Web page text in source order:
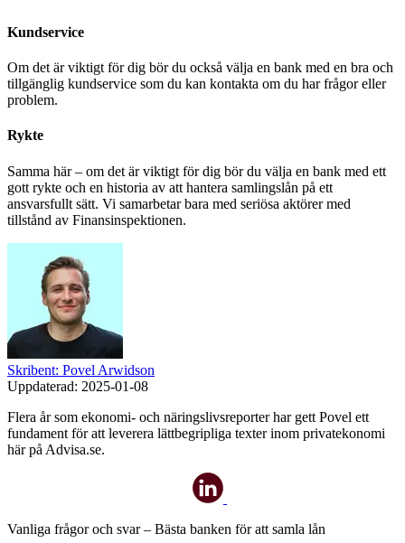
Kundservice
Om det är viktigt för dig bör du också välja en bank med en bra och
tillgänglig kundservice som du kan kontakta om du har frågor eller
problem.
Rykte
Samma här – om det är viktigt för dig bör du välja en bank med ett
gott rykte och en historia av att hantera samlingslån på ett
ansvarsfullt sätt. Vi samarbetar bara med seriösa aktörer med
tillstånd av Finansinspektionen.
Skribent: Povel Arwidson
Uppdaterad: 2025-01-08
Flera år som ekonomi- och näringslivsreporter har gett Povel ett
fundament för att leverera lättbegripliga texter inom privatekonomi
här på Advisa.se.
Vanliga frågor och svar – Bästa banken för att samla lån